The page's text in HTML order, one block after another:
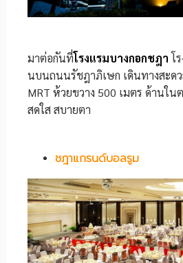
มาต่อกันที่โรงแรมบางกอกชฎา โ
นบนถนนรัชฎาภิเษก เดินทางสะด
MRT ห้วยขวาง 500 เมตร ด้านใน
สดใส สบายตา
ชฎาแกรนด์บอลรูม